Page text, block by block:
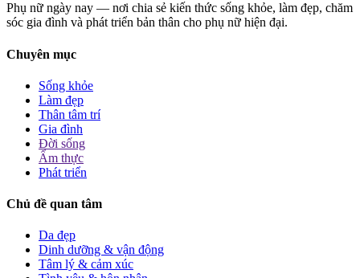
Phụ nữ ngày nay — nơi chia sẻ kiến thức sống khỏe, làm đẹp, chăm
sóc gia đình và phát triển bản thân cho phụ nữ hiện đại.
Chuyên mục
Sống khỏe
Làm đẹp
Thân tâm trí
Gia đình
Đời sống
Ẩm thực
Phát triển
Chủ đề quan tâm
Da đẹp
Dinh dưỡng & vận động
Tâm lý & cảm xúc